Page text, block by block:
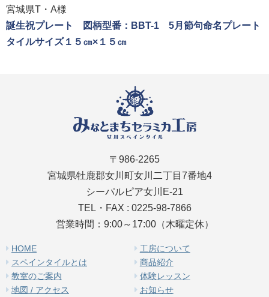
宮城県T・A様
誕生祝プレート 図柄型番：BBT-1 5月節句命名プレート
タイルサイズ１５㎝×１５㎝
〒986-2265
宮城県牡鹿郡女川町女川二丁目7番地4
シーパルピア女川E-21
TEL・FAX : 0225-98-7866
営業時間：9:00～17:00（木曜定休）
HOME
工房について
スペインタイルとは
商品紹介
教室のご案内
体験レッスン
地図 / アクセス
お知らせ